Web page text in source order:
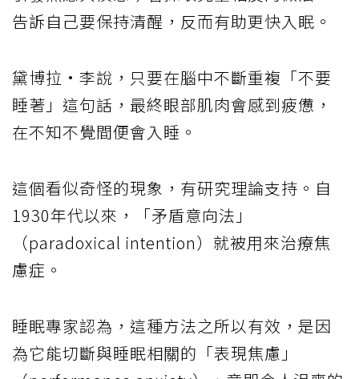
告訴自己要保持清醒，反而有助更快入眠。
黛博拉·李說，只要在腦中不斷重複「不要
睡著」這句話，最終眼部肌肉會感到疲憊，
在不知不覺間便會入睡。
這個看似奇怪的現象，有研究理論支持。自
1930年代以來，「矛盾意向法」
（paradoxical intention）就被用來治療焦
慮症。
睡眠專家認為，這種方法之所以有效，是因
為它能切斷與睡眠相關的「表現焦慮」